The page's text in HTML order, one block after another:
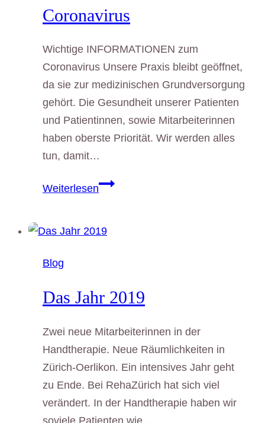
Home-
Office
Coronavirus
Wichtige INFORMATIONEN zum
Coronavirus Unsere Praxis bleibt geöffnet,
da sie zur medizinischen Grundversorgung
gehört. Die Gesundheit unserer Patienten
und Patientinnen, sowie Mitarbeiterinnen
haben oberste Priorität. Wir werden alles
tun, damit…
WeiterlesenCoronavirus
Blog
Das Jahr 2019
Zwei neue Mitarbeiterinnen in der
Handtherapie. Neue Räumlichkeiten in
Zürich-Oerlikon. Ein intensives Jahr geht
zu Ende. Bei RehaZürich hat sich viel
verändert. In der Handtherapie haben wir